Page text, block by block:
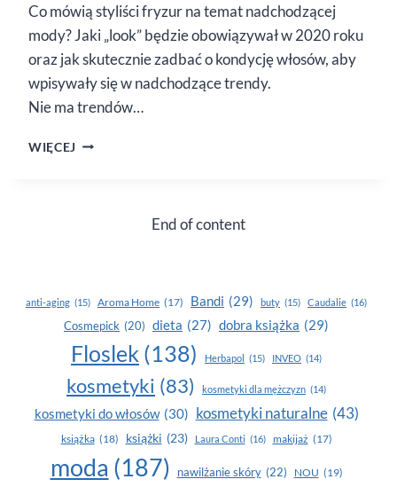
Co mówią styliści fryzur na temat nadchodzącej
mody? Jaki „look” będzie obowiązywał w 2020 roku
oraz jak skutecznie zadbać o kondycję włosów, aby
wpisywały się w nadchodzące trendy.
Nie ma trendów…
WIĘCEJ TRENDY
End of content
anti-aging (15) Aroma Home (17) Bandi (29) buty (15) Caudalie (16)
Cosmepick (20) dieta (27) dobra książka (29)
Floslek (138) Herbapol (15) INVEO (14)
kosmetyki (83) kosmetyki dla mężczyzn (14)
kosmetyki do włosów (30) kosmetyki naturalne (43)
książka (18) książki (23) Laura Conti (16) makijaż (17)
moda (187) nawilżanie skóry (22) NOU (19)